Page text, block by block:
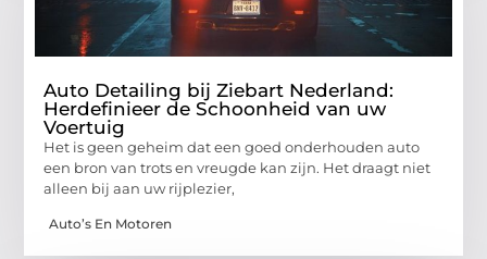
Auto Detailing bij Ziebart Nederland:
Herdefinieer de Schoonheid van uw
Voertuig
Het is geen geheim dat een goed onderhouden auto
een bron van trots en vreugde kan zijn. Het draagt niet
alleen bij aan uw rijplezier,
Auto’s En Motoren